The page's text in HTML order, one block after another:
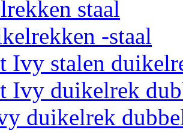
staal
-staal
Ivy stalen
Ivy duikelrek
duikelrek